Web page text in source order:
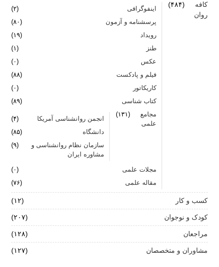
کافه
روان
(۴۸۴)
اینفوگرافی
(۲)
پرسشنامه و آزمون
(۸۰)
رویداد
(۱۹)
طنز
(۱)
عکس
(۰)
فیلم و پادکست
(۸۸)
کاریکاتور
(۰)
کتاب شناسی
(۸۹)
مجامع
علمی
(۱۳۱)
انجمن روانشناسی آمریکا
(۴)
دانشگاه
(۸۵)
سازمان نظام روانشناسی و
مشاوره ایران
(۹)
مجلات علمی
(۰)
مقاله علمی
(۷۶)
کسب و کار (۱۲)
کودک و نوجوان (۲۰۷)
مراجعان (۱۲۸)
مشاوران و متخصصان (۱۲۷)